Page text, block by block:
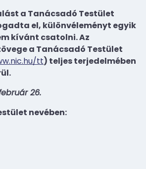
a Tanácsadó Testület
el, különvéleményt egyik
kívánt csatolni. Az
a Tanácsadó Testület
tt) teljes terjedelmében
26.
nevében: